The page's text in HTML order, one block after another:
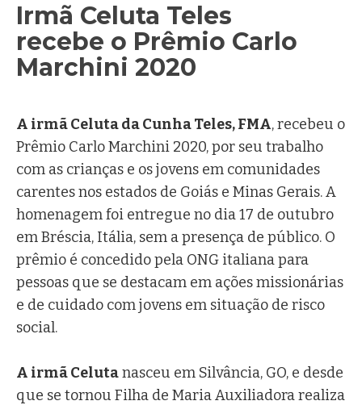
Irmã Celuta Teles
recebe o Prêmio Carlo
Marchini 2020
A irmã Celuta da Cunha Teles, FMA, recebeu o
Prêmio Carlo Marchini 2020, por seu trabalho
com as crianças e os jovens em comunidades
carentes nos estados de Goiás e Minas Gerais. A
homenagem foi entregue no dia 17 de outubro
em Bréscia, Itália, sem a presença de público. O
prêmio é concedido pela ONG italiana para
pessoas que se destacam em ações missionárias
e de cuidado com jovens em situação de risco
social.
A irmã Celutanasceu em Silvância, GO, e desde
que se tornou Filha de Maria Auxiliadora realiza